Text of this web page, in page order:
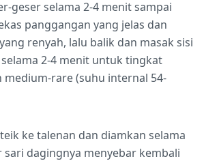
geser selama 2-4 menit sampai
panggangan yang jelas dan
renyah, lalu balik dan masak sisi
2-4 menit untuk tingkat
medium-rare (suhu internal 54-
ke talenan dan diamkan selama
sari dagingnya menyebar kembali